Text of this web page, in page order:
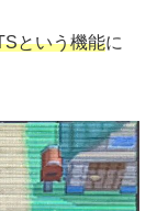
という機能に